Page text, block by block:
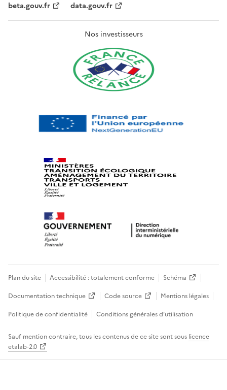
beta.gouv.fr
data.gouv.fr
Nos investisseurs
Plan du site Accessibilité : totalement conforme
Schéma
Documentation technique
Code source
Mentions légales
Politique de confidentialité
Conditions générales d’utilisation
Sauf mention contraire, tous les contenus de ce site sont sous licence
etalab-2.0